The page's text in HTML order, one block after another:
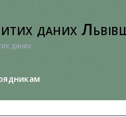
даних
даних